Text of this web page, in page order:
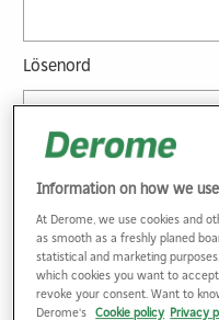
Lösenord
Information on how we
At Derome, we use cookies and
as smooth as a freshly planed
statistical and marketing
which cookies you want to
revoke your consent. Want to
Derome's Cookie policy Privacy